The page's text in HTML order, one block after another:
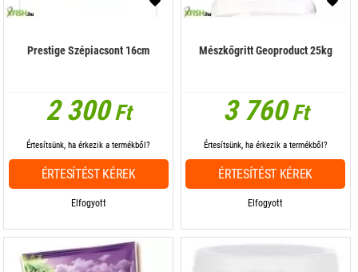
Prestige Szépiacsont 16cm
2 300Ft
Elfogyott
Értesítsünk, ha érkezik a termékből?
ÉRTESÍTÉST KÉREK
Mészkőgritt Geoproduct 25kg
3 760Ft
Elfogyott
Értesítsünk, ha érkezik a termékből?
ÉRTESÍTÉST KÉREK